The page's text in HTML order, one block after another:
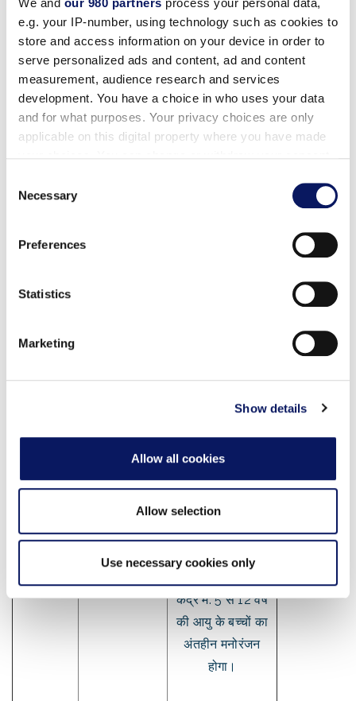
e.g. your IP-number, using technology such as cookies to
store and access information on your device in order to
serve personalized ads and content, ad and content
measurement, audience research and services
development. You have a choice in who uses your data
and for what purposes. Your privacy choices are only
applicable on this digital property where you have made
the Privacy trigger icon.
Find out more about how your personal data is processed
and set your preferences in the
We use cookies to personalise content and ads, to
provide social media features and to analyse our traffic.
our social media, advertising and analytics partners who
provided to them or that they’ve collected from your use
Selection
Necessary
Preferences
Statistics
Marketing
Show details
Allow all cookies
Allow selection
Use necessary cookies only
आरक्षण आवश्यक है।
$60
शाम 6:00 बजे से
क्या आपको अपनी
आनंद ले सकते हैं,
भरेंगे, शिल्प करेंगे, खेल
खेलेंगे, कुछ नए दोस्त
बनाएंगे, और निश्चित
रूप से, कुछ यादें भी
बनाएंगे! इस निगरानी
केंद्र में: 5 से 12 वर्ष
की आयु के बच्चों का
अंतहीन मनोरंजन
होगा।